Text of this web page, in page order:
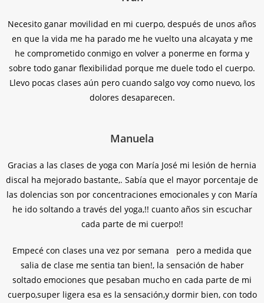
Necesito ganar movilidad en mi cuerpo, después de unos años
en que la vida me ha parado me he vuelto una alcayata y me
he comprometido conmigo en volver a ponerme en forma y
sobre todo ganar flexibilidad porque me duele todo el cuerpo.
Llevo pocas clases aún pero cuando salgo voy como nuevo, los
dolores desaparecen.
Manuela
Gracias a las clases de yoga con María José mi lesión de hernia
discal ha mejorado bastante,. Sabía que el mayor porcentaje de
las dolencias son por concentraciones emocionales y con María
he ido soltando a través del yoga,!! cuanto años sin escuchar
cada parte de mi cuerpo!!
Empecé con clases una vez por semana pero a medida que
salia de clase me sentia tan bien!, la sensación de haber
soltado emociones que pesaban mucho en cada parte de mi
cuerpo,super ligera esa es la sensación,y dormir bien, con todo